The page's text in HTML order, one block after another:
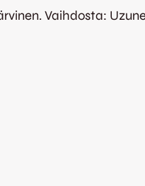
Vaihdosta: